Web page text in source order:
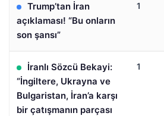
Trump’tan İran
açıklaması! “Bu onların
son şansı”
1
İranlı Sözcü Bekayi:
“İngiltere, Ukrayna ve
Bulgaristan, İran’a karşı
bir çatışmanın parçası
1